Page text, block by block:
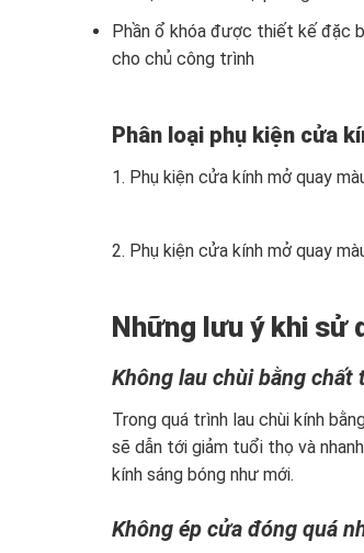
Phần ổ khóa được thiết kế đặc
cho chủ công trình
Phân loại phụ kiện cửa
1. Phụ kiện cửa kính mở quay
2. Phụ kiện cửa kính mở quay
Những lưu ý khi sử
Không lau chùi bằng chất
Trong quá trình lau chùi kính
sẽ dẫn tới giảm tuổi thọ và
kính sáng bóng như mới.
Không ép cửa đóng quá